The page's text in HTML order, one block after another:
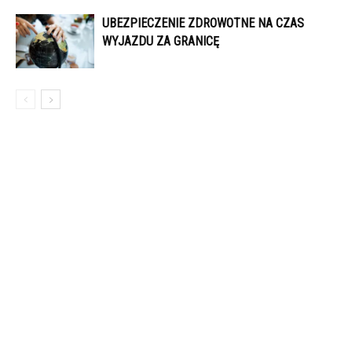
UBEZPIECZENIE ZDROWOTNE NA CZAS
WYJAZDU ZA GRANICĘ